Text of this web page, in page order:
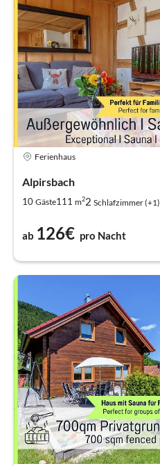
Ferienhaus
Alpirsbach
10 Gäste111 m22 Schlafzimmer (+1)
ab 126€ pro Nacht